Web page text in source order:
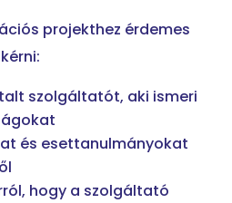
projekthez érdemes
szolgáltatót, aki ismeri
és esettanulmányokat
hogy a szolgáltató